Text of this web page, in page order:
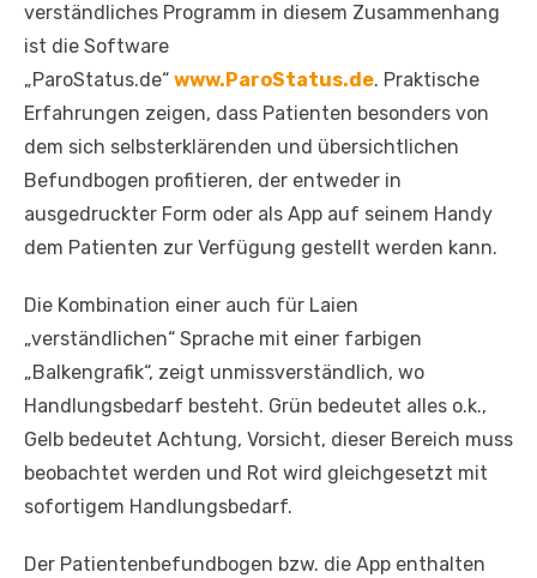
verständliches Programm in diesem Zusammenhang
ist die Software
„ParoStatus.de“ www.ParoStatus.de. Praktische
Erfahrungen zeigen, dass Patienten besonders von
dem sich selbsterklärenden und übersichtlichen
Befundbogen profitieren, der entweder in
ausgedruckter Form oder als App auf seinem Handy
dem Patienten zur Verfügung gestellt werden kann.
Die Kombination einer auch für Laien
„verständlichen“ Sprache mit einer farbigen
„Balkengrafik“, zeigt unmissverständlich, wo
Handlungsbedarf besteht. Grün bedeutet alles o.k.,
Gelb bedeutet Achtung, Vorsicht, dieser Bereich muss
beobachtet werden und Rot wird gleichgesetzt mit
sofortigem Handlungsbedarf.
Der Patientenbefundbogen bzw. die App enthalten